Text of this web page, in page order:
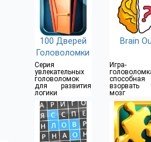
100 Дверей
Головоломки
Серия
увлекательных
головоломок
для развития
логики
Brain
Игра-
способная
взорвать
мозг